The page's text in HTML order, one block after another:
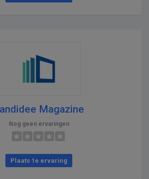
Magazine
Nog geen ervaringen
Plaats 1e ervaring